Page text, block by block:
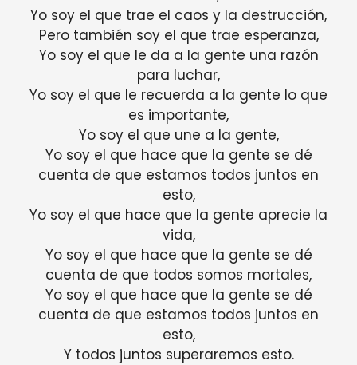
Yo soy el que trae el caos y la destrucción,
Pero también soy el que trae esperanza,
Yo soy el que le da a la gente una razón
para luchar,
Yo soy el que le recuerda a la gente lo que
es importante,
Yo soy el que une a la gente,
Yo soy el que hace que la gente se dé
cuenta de que estamos todos juntos en
esto,
Yo soy el que hace que la gente aprecie la
vida,
Yo soy el que hace que la gente se dé
cuenta de que todos somos mortales,
Yo soy el que hace que la gente se dé
cuenta de que estamos todos juntos en
esto,
Y todos juntos superaremos esto.